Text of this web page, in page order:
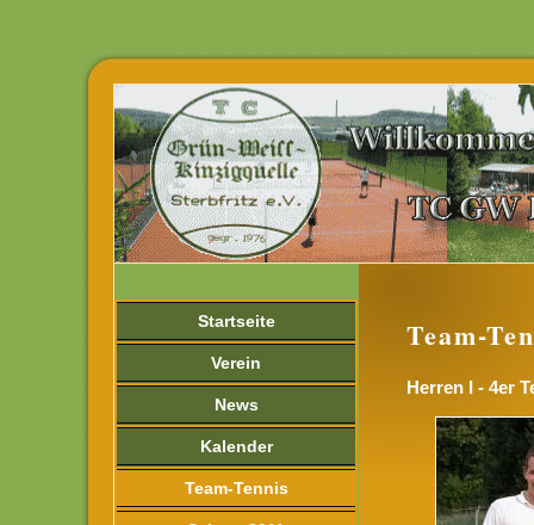
Startseite
Verein
News
Kalender
Team-Tennis
Team-
Herren I - 4er